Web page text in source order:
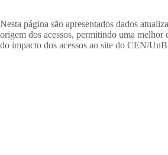
Nesta página são apresentados dados
origem dos acessos, permitindo uma melhor
do impacto dos acessos ao site do CEN/